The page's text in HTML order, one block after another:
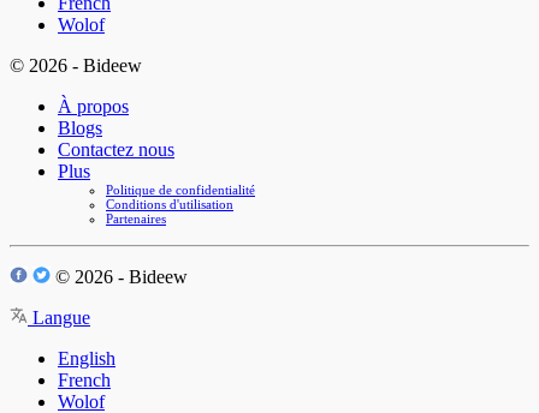
Wolof
© 2026 - Bideew
À propos
Blogs
Contactez nous
Plus
Politique de confidentialité
Conditions d'utilisation
Partenaires
© 2026 - Bideew
Langue
English
French
Wolof